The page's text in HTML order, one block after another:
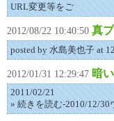
URL変更等をご
2012/08/22 10:40:50 真
posted by 水島美也子 at
2012/01/31 12:29:47 暗
2011/02/21
» 続きを読む-2010/12/30